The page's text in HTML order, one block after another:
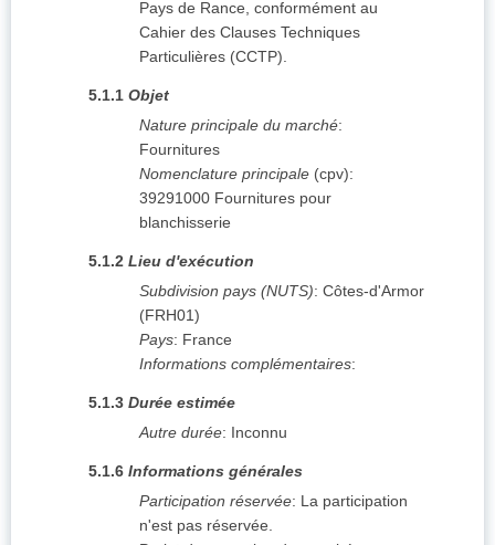
Pays de Rance, conformément au
Cahier des Clauses Techniques
Particulières (CCTP).
5.1.1 Objet
Nature principale du marché:
Fournitures
Nomenclature principale (cpv):
39291000 Fournitures pour
blanchisserie
5.1.2 Lieu d'exécution
Subdivision pays (NUTS): Côtes-d'Armor
(FRH01)
Pays: France
Informations complémentaires:
5.1.3 Durée estimée
Autre durée: Inconnu
5.1.6 Informations générales
Participation réservée: La participation
n'est pas réservée.